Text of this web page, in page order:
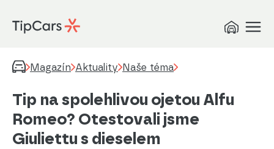
Magazín Aktuality Naše téma
Tip na spolehlivou ojetou Alfu
Romeo? Otestovali jsme
Giuliettu s dieselem